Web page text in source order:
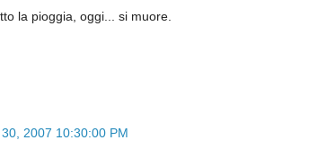
la pioggia, oggi... si muore.
2007 10:30:00 PM